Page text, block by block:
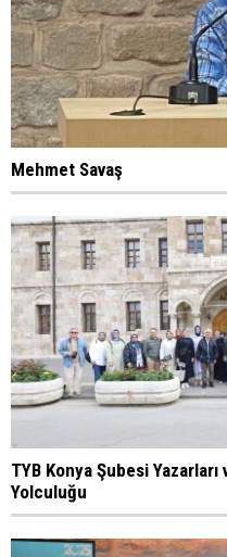
Mehmet Savaş
TYB Konya Şubesi
Yolculuğu